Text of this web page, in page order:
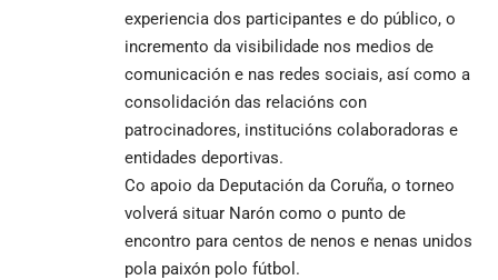
experiencia dos participantes e do público, o
incremento da visibilidade nos medios de
comunicación e nas redes sociais, así como a
consolidación das relacións con
patrocinadores, institucións colaboradoras e
entidades deportivas.
Co apoio da Deputación da Coruña, o torneo
volverá situar Narón como o punto de
encontro para centos de nenos e nenas unidos
pola paixón polo fútbol.